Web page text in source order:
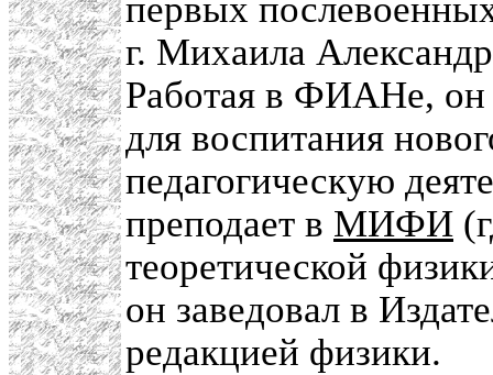
первых
г. Михаила
Работая в ФИАНе, он
для воспитания
педагогическую
преподает в МИФИ
теоретической
он заведовал в
редакцией физики.